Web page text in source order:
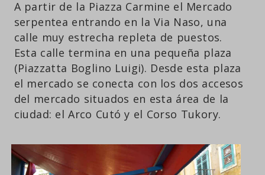
A partir de la Piazza Carmine el Mercado
serpentea entrando en la Via Naso, una
calle muy estrecha repleta de puestos.
Esta calle termina en una pequeña plaza
(Piazzatta Boglino Luigi). Desde esta plaza
el mercado se conecta con los dos accesos
del mercado situados en esta área de la
ciudad: el Arco Cutó y el Corso Tukory.